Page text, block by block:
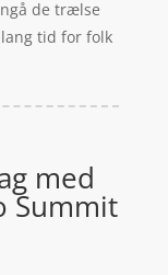
de trælse
tid for folk
med
Summit